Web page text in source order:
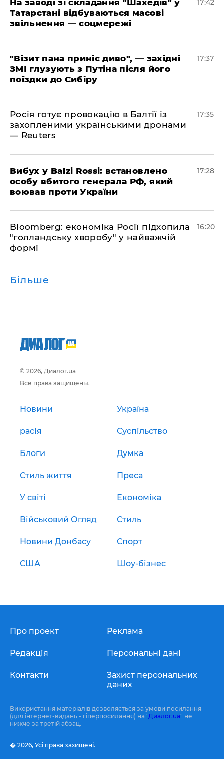
​На заводі зі складання "Шахедів" у
Татарстані відбуваються масові
звільнення — соцмережі
17:42
"Візит пана приніс диво", — західні
ЗМІ глузують з Путіна після його
поїздки до Сибіру
17:37
Росія готує провокацію в Балтії із
захопленими українськими дронами
— Reuters
17:35
​Вибух у Balzi Rossi: встановлено
особу вбитого генерала РФ, який
воював проти України
17:28
Bloomberg: економіка Росії підхопила
"голландську хворобу" у найважчій
формі
16:20
Більше
© 2026, Диалог.ua
Все права защищены.
Новини Україна
расія Суспільство
Блоги Думка
Стиль життя Преса
У світі Економіка
Військовий Огляд Стиль
Новини Донбасу Спорт
США Шоу-бізнес
Про проект
Редакція
Контакти
Реклама
Персональні дані
Захист персональних
даних
Використання матеріалів дозволяється за умови посилання
(для інтернет-видань - гіперпосилання) на "Диалог.ua" не
нижче за третій абзац.
� 2026, Усі права захищені.